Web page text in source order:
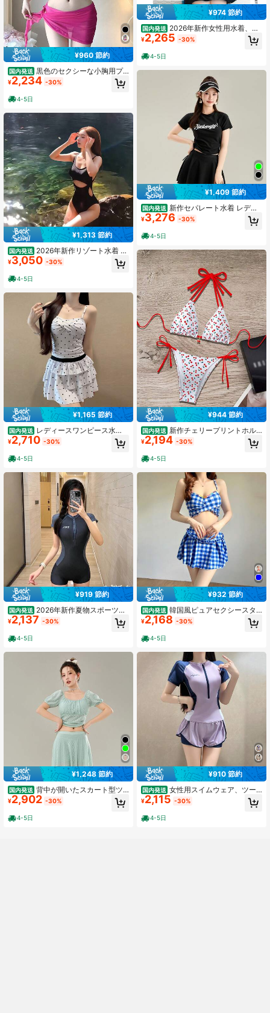
¥960 節約
国内発送 黒色のセクシーな小胸用プ
ッシュアップパッド入りスチール製
サポート付きダイヤモンドチェーン
ビキニ、リゾート温泉用3ピース水着
（女性用）
¥2,234 -30%
4-5日
¥1,313 節約
国内発送 2026年新作リゾート水着 レ
ディースセクシービキニワンピース
水着 お腹をカバーしてスリムに見せ
るデザイン 高級感のある温泉用水着
¥3,050 -30%
4-5日
¥1,165 節約
国内発送 レディースワンピース水
着、レトロな水玉模様、ケーキスカ
ートスタイル、少女向け、着痩せ効
果、ビーチ・温泉用プロフェッショ
ナル水着
¥2,710 -30%
4-5日
¥919 節約
国内発送 2026年新作夏物スポーツ風
水着、女性用控えめなワンピースタ
イプ、お腹をカバーしてスリムに見
せる、学生向けボクサーパンツ型リ
ゾート水着
¥2,137 -30%
4-5日
¥1,248 節約
国内発送 背中が開いたスカート型ツ
ーピース水着、女性用、スイートガ
ールスタイル、着痩せ効果のある、
コンサバティブなショートスリーブ
水着
¥2,902 -30%
4-5日
¥974 節約
国内発送 2026年新作女性用水着、控
えめなフェアリースタイル、お腹を
カバーしてスリムに見せるワンピー
スタイプの温泉用夏向けファッショ
ナブルな控えめなスカート型水着
¥2,265 -30%
4-5日
¥1,409 節約
国内発送 新作セパレート水着 レディ
ース カジュアルスポーツ ストラップ
付き水着 サーフィン 温泉用 半袖ス
カート型水着
¥3,276 -30%
4-5日
¥944 節約
国内発送 新作チェリープリントホル
ターネックリボン付き背中開きスイ
ートビキニ水着（女性用）
¥2,194 -30%
4-5日
¥932 節約
国内発送 韓国風ピュアセクシースタ
イルのボディラインを強調するスリ
ム効果のある日焼け止めカバーアッ
プ、ドーパミンカラーのスカート型
セパレート温泉水着
¥2,168 -30%
4-5日
¥910 節約
国内発送 女性用スイムウェア、ツー
ピースタイプ、ポリエステル製、ス
ポーツカジュアル、韓国風、学生向
け、配色デザイン、控えめで着痩せ
効果のある温泉用スイムウェア
¥2,115 -30%
4-5日